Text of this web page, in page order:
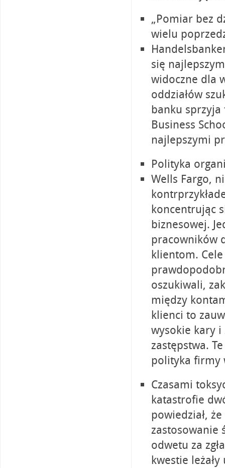
„Pomiar bez
wielu
się
widoczne dla
oddziałów
banku sprzyja
Business
najlepszymi
Polityka
Wells Fargo,
koncentrując
biznesowej.
pracowników
klientom.
oszukiwali,
między
klienci to
wysokie kary i
zastępstwa.
polityka firmy
Czasami
katastrofie
powiedział,
zastosowanie
odwetu za
kwestie